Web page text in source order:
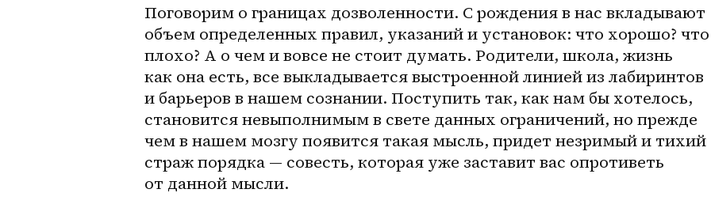
Поговорим о границах дозволенности. С рождения в нас вкладывают
объем определенных правил, указаний и установок: что хорошо? что
плохо? А о чем и вовсе не стоит думать. Родители, школа, жизнь
как она есть, все выкладывается выстроенной линией из лабиринтов
и барьеров в нашем сознании. Поступить так, как нам бы хотелось,
становится невыполнимым в свете данных ограничений, но прежде
чем в нашем мозгу появится такая мысль, придет незримый и тихий
страж порядка — совесть, которая уже заставит вас опротиветь
от данной мысли.